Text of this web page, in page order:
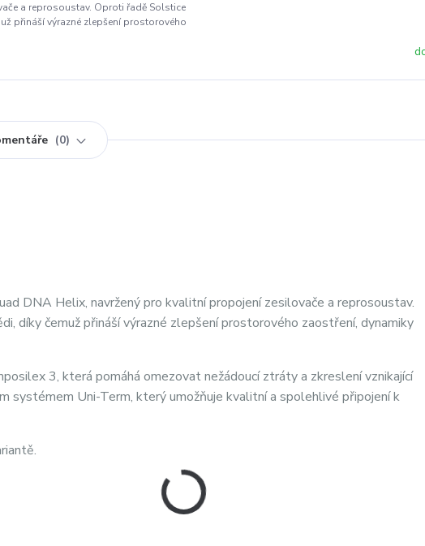
a reprosoustav. Oproti řadě Solstice
přináší výrazné zlepšení prostorového
0
DNA Helix, navržený pro kvalitní propojení zesilovače a reprosoustav.
díky čemuž přináší výrazné zlepšení prostorového zaostření, dynamiky
3, která pomáhá omezovat nežádoucí ztráty a zkreslení vznikající
Uni-Term, který umožňuje kvalitní a spolehlivé připojení k